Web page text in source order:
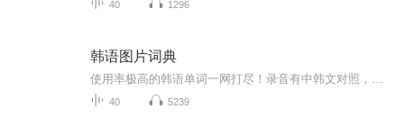
40 1296
韩语图片词典
40 5239